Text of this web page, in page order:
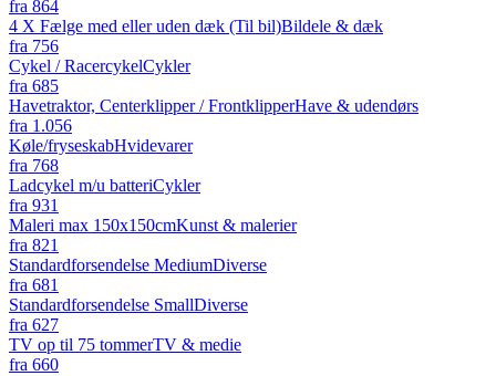
fra 864
4 X Fælge med eller uden dæk (Til bil)Bildele & dæk
fra 756
Cykel / RacercykelCykler
fra 685
Havetraktor, Centerklipper / FrontklipperHave & udendørs
fra 1.056
Køle/fryseskabHvidevarer
fra 768
Ladcykel m/u batteriCykler
fra 931
Maleri max 150x150cmKunst & malerier
fra 821
Standardforsendelse MediumDiverse
fra 681
Standardforsendelse SmallDiverse
fra 627
TV op til 75 tommerTV & medie
fra 660